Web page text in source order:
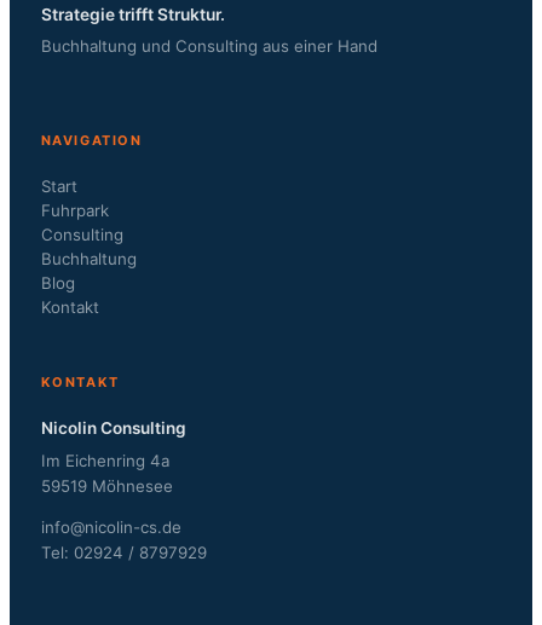
Strategie trifft Struktur.
Buchhaltung und Consulting aus einer Hand
NAVIGATION
Start
Fuhrpark
Consulting
Buchhaltung
Blog
Kontakt
KONTAKT
Nicolin Consulting
Im Eichenring 4a
59519 Möhnesee
info@nicolin-cs.de
Tel: 02924 / 8797929